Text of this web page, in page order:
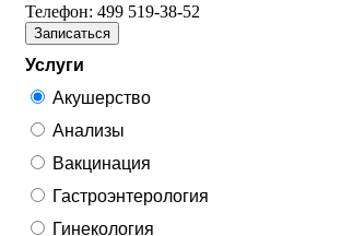
Телефон: 499 519-38-52
Записаться
Услуги
Акушерство
Анализы
Вакцинация
Гастроэнтерология
Гинекология